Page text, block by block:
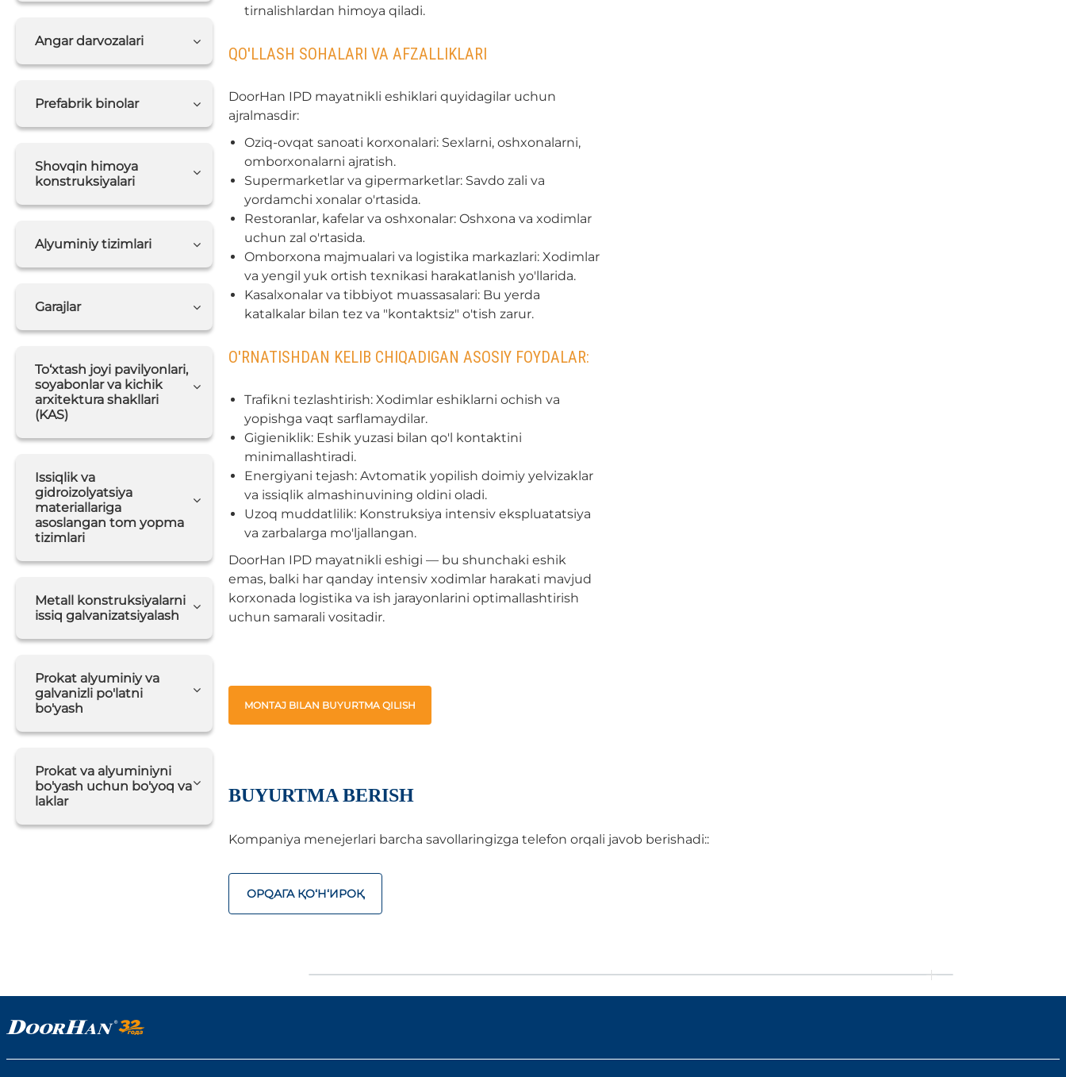
Angar darvozalari
Prefabrik binolar
Shovqin himoya
konstruksiyalari
Alyuminiy tizimlari
Garajlar
To‘xtash joyi pavilyonlari,
soyabonlar va kichik
arxitektura shakllari
(KAS)
Issiqlik va
gidroizolyatsiya
materiallariga
asoslangan tom yopma
tizimlari
Metall konstruksiyalarni
issiq galvanizatsiyalash
Prokat alyuminiy va
galvanizli po'latni
bo'yash
Prokat va alyuminiyni
bo'yash uchun bo'yoq va
laklar
tirnalishlardan himoya qiladi.
QO'LLASH SOHALARI VA AFZALLIKLARI
DoorHan IPD mayatnikli eshiklari quyidagilar uchun
ajralmasdir:
Oziq-ovqat sanoati korxonalari: Sexlarni, oshxonalarni,
omborxonalarni ajratish.
Supermarketlar va gipermarketlar: Savdo zali va
yordamchi xonalar o'rtasida.
Restoranlar, kafelar va oshxonalar: Oshxona va xodimlar
uchun zal o'rtasida.
Omborxona majmualari va logistika markazlari: Xodimlar
va yengil yuk ortish texnikasi harakatlanish yo'llarida.
Kasalxonalar va tibbiyot muassasalari: Bu yerda
katalkalar bilan tez va "kontaktsiz" o'tish zarur.
O'RNATISHDAN KELIB CHIQADIGAN ASOSIY FOYDALAR:
Trafikni tezlashtirish: Xodimlar eshiklarni ochish va
yopishga vaqt sarflamaydilar.
Gigieniklik: Eshik yuzasi bilan qo'l kontaktini
minimallashtiradi.
Energiyani tejash: Avtomatik yopilish doimiy yelvizaklar
va issiqlik almashinuvining oldini oladi.
Uzoq muddatlilik: Konstruksiya intensiv ekspluatatsiya
va zarbalarga mo'ljallangan.
DoorHan IPD mayatnikli eshigi — bu shunchaki eshik
emas, balki har qanday intensiv xodimlar harakati mavjud
korxonada logistika va ish jarayonlarini optimallashtirish
uchun samarali vositadir.
MONTAJ BILAN BUYURTMA QILISH
BUYURTMA BERISH
Kompaniya menejerlari barcha savollaringizga telefon orqali javob berishadi::
ОРQАГА ҚO‘Н‘ИРОҚ